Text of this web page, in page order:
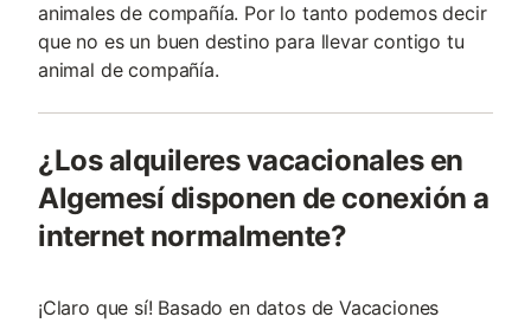
animales de compañía. Por lo tanto podemos decir
que no es un buen destino para llevar contigo tu
animal de compañía.
¿Los alquileres vacacionales en
Algemesí disponen de conexión a
internet normalmente?
¡Claro que sí! Basado en datos de Vacaciones